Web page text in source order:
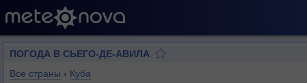
ПОГОДА В СЬЕГО-ДЕ-АВИЛА
Все страны › Куба